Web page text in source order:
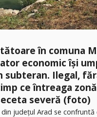
în comuna
economic își
subteran. Ilegal,
ce întreaga
severă (foto)
județul Arad se confruntă